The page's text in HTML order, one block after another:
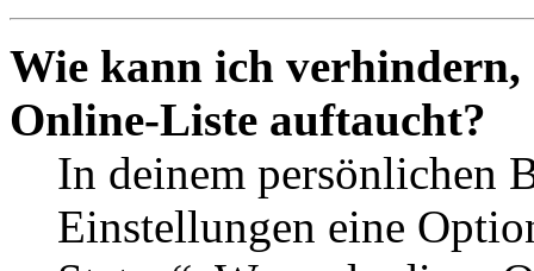
Wie kann ich verhindern,
Online-Liste auftaucht?
In deinem persönlichen
Einstellungen eine